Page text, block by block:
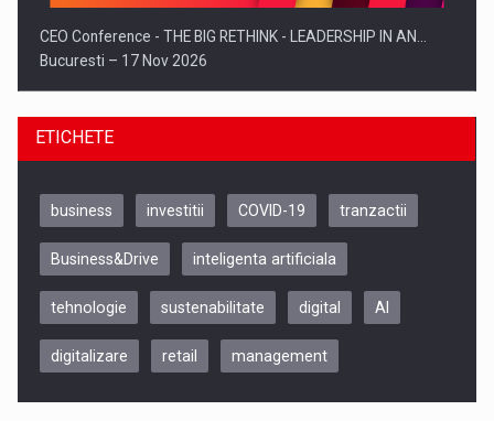
CEO Conference - THE BIG RETHINK - LEADERSHIP IN AN…
Bucuresti – 17 Nov 2026
Be Inspired. Make it Happen!, CLUJ, 9 Decembrie
ETICHETE
business investitii COVID-19 tranzactii
Business&Drive inteligenta artificiala
tehnologie sustenabilitate digital AI
digitalizare retail management